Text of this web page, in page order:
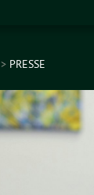
PRESSE